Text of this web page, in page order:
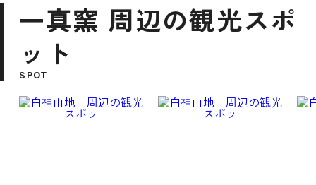
一真窯 周辺の観光スポ
ット
SPOT